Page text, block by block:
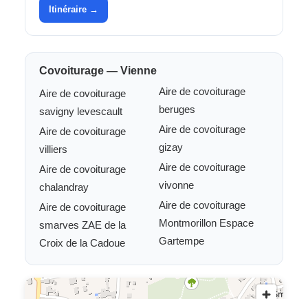
Itinéraire →
Covoiturage — Vienne
Aire de covoiturage
savigny levescault
Aire de covoiturage
villiers
Aire de covoiturage
chalandray
Aire de covoiturage
smarves ZAE de la
Croix de la Cadoue
Aire de covoiturage
beruges
Aire de covoiturage
gizay
Aire de covoiturage
vivonne
Aire de covoiturage
Montmorillon Espace
Gartempe